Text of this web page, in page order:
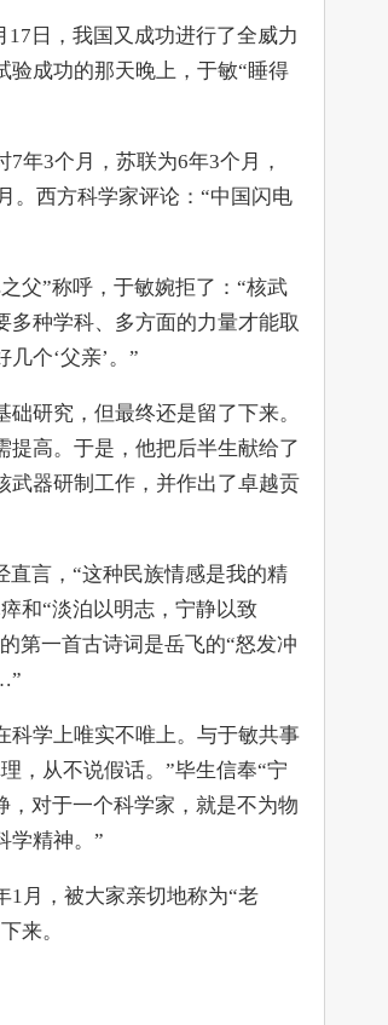
日，我国又成功进行了全威力
验成功的那天晚上，于敏“睡得
3个月，苏联为6年3个月，
。西方科学家评论：“中国闪电
”称呼，于敏婉拒了：“核武
种学科、多方面的力量才能取
个‘父亲’。”
研究，但最终还是留了下来。
高。于是，他把后半生献给了
武器研制工作，并作出了卓越贡
言，“这种民族情感是我的精
和“淡泊以明志，宁静以致
第一首古诗词是岳飞的“怒发冲
学上唯实不唯上。与于敏共事
，从不说假话。”毕生信奉“宁
，对于一个科学家，就是不为物
学精神。”
月，被大家亲切地称为“老
来。